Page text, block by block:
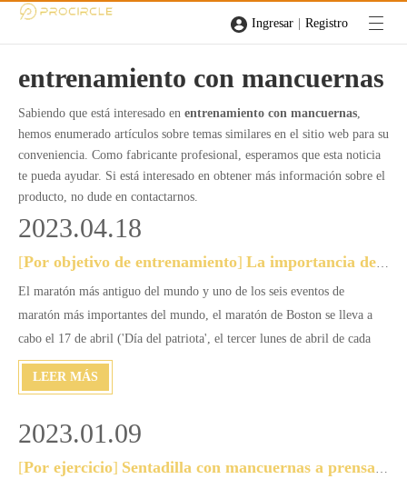
Ingresar | Registro
entrenamiento con mancuernas
Sabiendo que está interesado en entrenamiento con mancuernas,
hemos enumerado artículos sobre temas similares en el sitio web para su
conveniencia. Como fabricante profesional, esperamos que esta noticia
te pueda ayudar. Si está interesado en obtener más información sobre el
producto, no dude en contactarnos.
[Por objetivo de entrenamiento] La importancia del entrenamiento de fuerza para los corredores de maratón
El maratón más antiguo del mundo y uno de los seis eventos de
maratón más importantes del mundo, el maratón de Boston se lleva a
cabo el 17 de abril ('Día del patriota', el tercer lunes de abril de cada
año).Este año marca el 127 y es también el décimo aniversario del
2023.04.18
LEER MÁS
[Por ejercicio] Sentadilla con mancuernas a prensa de hombros
2023.01.09